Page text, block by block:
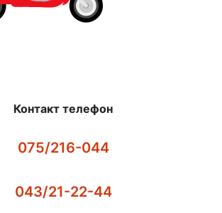
Контакт телефон
075/216-044
043/21-22-44